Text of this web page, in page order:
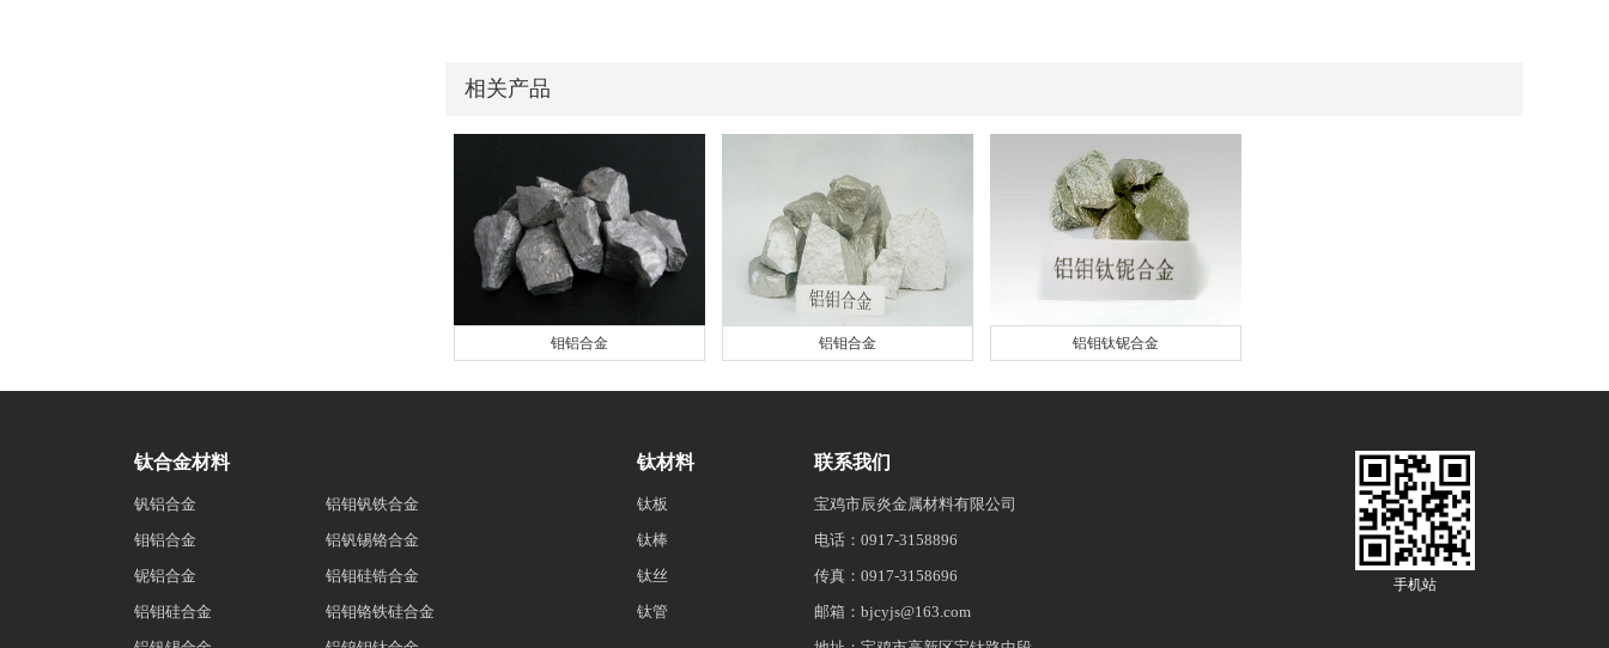
相关产品
钼铝合金 铝钼合金 铝钼钛铌合金
钛合金材料
钒铝合金
铝钼钒铁合金
钼铝合金
铝钒锡铬合金
铌铝合金
铝钼硅锆合金
铝钼硅合金
铝钼铬铁硅合金
钛材料
钛板
钛棒
钛丝
钛管
联系我们
宝鸡市辰炎金属材料有限公司
电话：0917-3158896
传真：0917-3158696
邮箱：bjcyjs@163.com
手机站